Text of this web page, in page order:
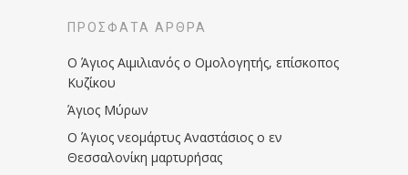
ΠΡΌΣΦΑΤΑ ΆΡΘΡΑ
Ο Άγιος Αιμιλιανός ο Ομολογητής, επίσκοπος
Κυζίκου
Άγιος Μύρων
Ο Άγιος νεομάρτυς Αναστάσιος ο εν
Θεσσαλονίκη μαρτυρήσας